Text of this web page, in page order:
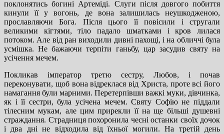
поклонятись богині Артеміді. Слуги після довгого побиття
кинули її у вогонь, де вона залишилась неушкодженою,
прославляючи Бога. Після цього її повісили і стругали
великими кігтями, тіло падало шматками і кров лилася
потоком. Але від ран виходили дивні пахощі, і на обличчі була
усмішка. Не бажаючи терпіти ганьбу, цар засудив святу на
усічення мечем.
Покликав імператор третю сестру, Любов, і почав
переконувати, щоб вона відреклася від Христа, проте всі його
намагання були марними. Перетерпівши важкі муки, дівчинка,
як і її сестри, була усічена мечем. Святу Софію не піддали
тілесним мукам, але цим прирекли її на ще більші душевні
страждання. Страдниця похоронила чесні останки своїх дочок
і два дні не відходила від їхньої могили. На третій день